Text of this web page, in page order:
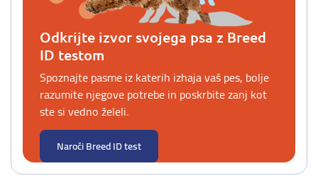
Odkrijte izvor svojega psa z Breed
ID testom
Spoznajte pasme iz katerih izhaja vaš pes, bolje
razumite njegove potrebe in poskrbite zanj kot
ste si vedno želeli.
Naroči Breed ID test